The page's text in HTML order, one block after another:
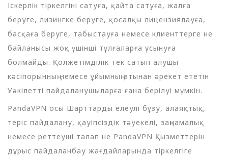
Іскерлік тіркелгіні сатуға, қайта сатуға, жалға
беруге, лизингке беруге, қосалқы лицензиялауға,
басқаға беруге, табыстауға немесе клиенттерге не
байланысы жоқ үшінші тұлғаларға ұсынуға
болмайды. Қолжетімділік тек сатып алушы
кәсіпорынның немесе ұйымның атынан әрекет ететін
Уәкілетті пайдаланушыларға ғана берілуі мүмкін.
PandaVPN осы Шарттарды елеулі бұзу, алаяқтық,
теріс пайдалану, қауіпсіздік тәуекелі, заңнамалық
немесе реттеуші талап не PandaVPN Қызметтерін
дұрыс пайдаланбау жағдайларында тіркелгіге